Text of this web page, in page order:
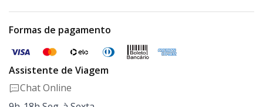
Formas de pagamento
Assistente de Viagem
Chat Online